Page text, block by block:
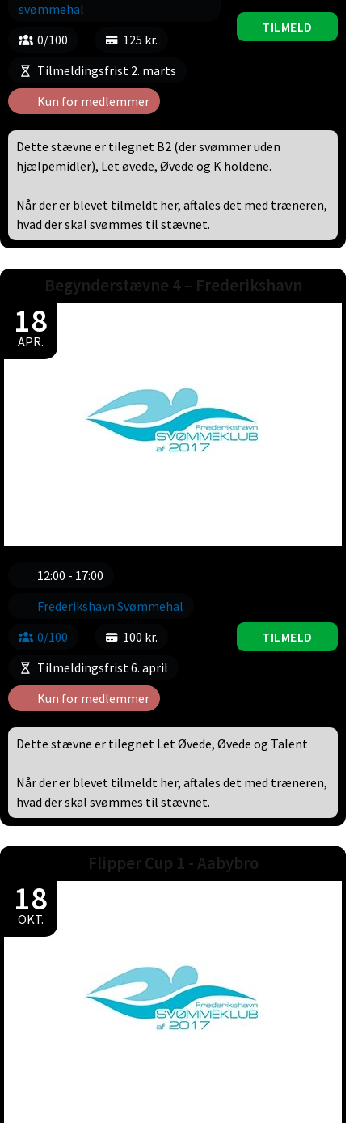
svømmehal
0/100
125 kr.
Tilmeldingsfrist 2. marts
Kun for medlemmer
TILMELD
Dette stævne er tilegnet B2 (der svømmer uden
hjælpemidler), Let øvede, Øvede og K holdene.
Når der er blevet tilmeldt her, aftales det med træneren,
hvad der skal svømmes til stævnet.
Begynderstævne 4 – Frederikshavn
18
APR.
12:00 - 17:00
Frederikshavn Svømmehal
0/100
100 kr.
Tilmeldingsfrist 6. april
Kun for medlemmer
TILMELD
Dette stævne er tilegnet Let Øvede, Øvede og Talent
Når der er blevet tilmeldt her, aftales det med træneren,
hvad der skal svømmes til stævnet.
Flipper Cup 1 - Aabybro
18
OKT.